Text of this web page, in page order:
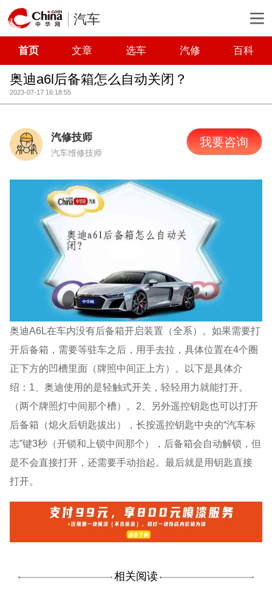
汽车
首页 文章 选车 汽修 百科
奥迪a6l后备箱怎么自动关闭？
2023-07-17 16:18:55
汽修技师
汽车维修技师
我要咨询
奥迪A6L在车内没有后备箱开启装置（全系）。如果需要打
开后备箱，需要等驻车之后，用手去拉，具体位置在4个圈
正下方的凹槽里面（牌照中间正上方）。以下是具体介
绍：1、奥迪使用的是轻触式开关，轻轻用力就能打开。
（两个牌照灯中间那个槽）。2、另外遥控钥匙也可以打开
后备箱（熄火后钥匙拔出），长按遥控钥匙中央的“汽车标
志”键3秒（开锁和上锁中间那个），后备箱会自动解锁，但
是不会直接打开，还需要手动抬起。最后就是用钥匙直接
打开。
相关阅读